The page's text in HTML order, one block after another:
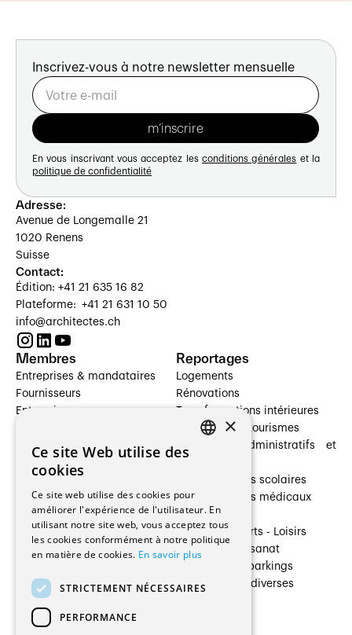
Inscrivez-vous à notre newsletter mensuelle
En vous inscrivant vous acceptez les conditions générales et la
politique de confidentialité
Adresse:
Avenue de Longemalle 21
1020 Renens
Suisse
Contact:
Édition: +41 21 635 16 82
Plateforme: +41 21 631 10 50
info@architectes.ch
Membres
Entreprises & mandataires
Fournisseurs
Entreprises
Architectes paysagistes
Architectes d'intérieur
Entreprises générales
Ingénieurs et mandataires
Fabricants / Fournisseurs
Régies immobilières
Gestion PPE
Reportages
Logements
Rénovations
Transformations intérieures
Hôtelleries et tourismes
Bâtiments administratifs et
Établissements scolaires
Établissements médicaux
Villas
Cultures - Sports - Loisirs
Industrie - Artisanat
Transports et parkings
Constructions diverses
×
Ce site Web utilise des
cookies
Ce site web utilise des cookies pour
améliorer l'expérience de l'utilisateur. En
utilisant notre site web, vous acceptez tous
les cookies conformément à notre politique
en matière de cookies. En savoir plus
STRICTEMENT NÉCESSAIRES
PERFORMANCE